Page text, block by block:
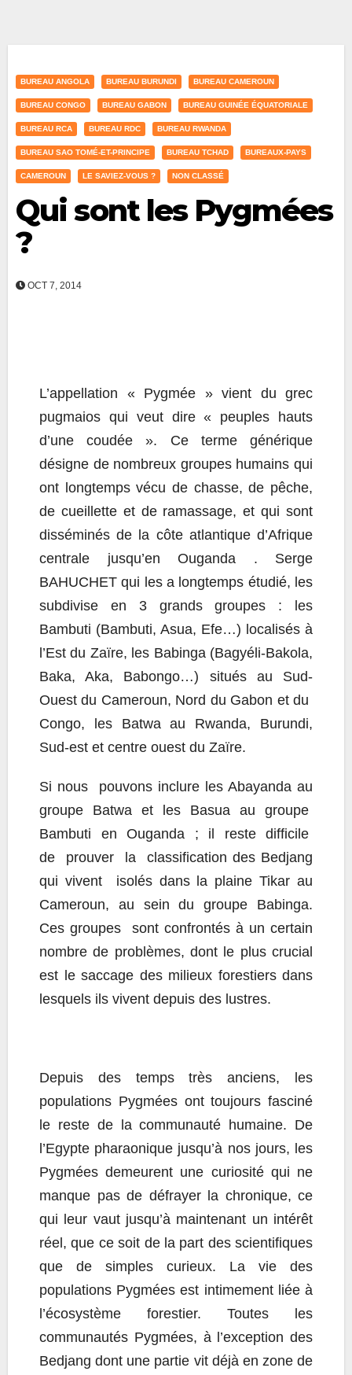
BUREAU ANGOLA BUREAU BURUNDI BUREAU CAMEROUN
BUREAU CONGO BUREAU GABON BUREAU GUINÉE ÉQUATORIALE
BUREAU RCA BUREAU RDC BUREAU RWANDA
BUREAU SAO TOMÉ-ET-PRINCIPE BUREAU TCHAD BUREAUX-PAYS
CAMEROUN LE SAVIEZ-VOUS ? NON CLASSÉ
Qui sont les Pygmées
?
OCT 7, 2014
L’appellation « Pygmée » vient du grec
pugmaios qui veut dire « peuples hauts
d’une coudée ». Ce terme générique
désigne de nombreux groupes humains qui
ont longtemps vécu de chasse, de pêche,
de cueillette et de ramassage, et qui sont
disséminés de la côte atlantique d’Afrique
centrale jusqu’en Ouganda . Serge
BAHUCHET qui les a longtemps étudié, les
subdivise en 3 grands groupes : les
Bambuti (Bambuti, Asua, Efe…) localisés à
l’Est du Zaïre, les Babinga (Bagyéli-Bakola,
Baka, Aka, Babongo…) situés au Sud-
Ouest du Cameroun, Nord du Gabon et du
Congo, les Batwa au Rwanda, Burundi,
Sud-est et centre ouest du Zaïre.
Si nous pouvons inclure les Abayanda au
groupe Batwa et les Basua au groupe
Bambuti en Ouganda ; il reste difficile
de prouver la classification des Bedjang
qui vivent isolés dans la plaine Tikar au
Cameroun, au sein du groupe Babinga.
Ces groupes sont confrontés à un certain
nombre de problèmes, dont le plus crucial
est le saccage des milieux forestiers dans
lesquels ils vivent depuis des lustres.
Depuis des temps très anciens, les
populations Pygmées ont toujours fasciné
le reste de la communauté humaine. De
l’Egypte pharaonique jusqu’à nos jours, les
Pygmées demeurent une curiosité qui ne
manque pas de défrayer la chronique, ce
qui leur vaut jusqu’à maintenant un intérêt
réel, que ce soit de la part des scientifiques
que de simples curieux. La vie des
populations Pygmées est intimement liée à
l’écosystème forestier. Toutes les
communautés Pygmées, à l’exception des
Bedjang dont une partie vit déjà en zone de